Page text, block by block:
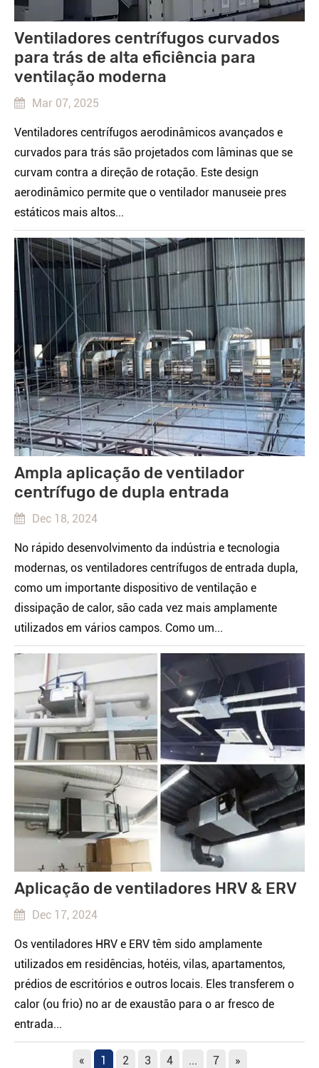
Ventiladores centrífugos curvados
para trás de alta eficiência para
ventilação moderna
Mar 07, 2025
Ventiladores centrífugos aerodinâmicos avançados e
curvados para trás são projetados com lâminas que se
curvam contra a direção de rotação. Este design
aerodinâmico permite que o ventilador manuseie pres
estáticos mais altos...
Ampla aplicação de ventilador
centrífugo de dupla entrada
Dec 18, 2024
No rápido desenvolvimento da indústria e tecnologia
modernas, os ventiladores centrífugos de entrada dupla,
como um importante dispositivo de ventilação e
dissipação de calor, são cada vez mais amplamente
utilizados em vários campos. Como um...
Aplicação de ventiladores HRV & ERV
Dec 17, 2024
Os ventiladores HRV e ERV têm sido amplamente
utilizados em residências, hotéis, vilas, apartamentos,
prédios de escritórios e outros locais. Eles transferem o
calor (ou frio) no ar de exaustão para o ar fresco de
entrada...
« 1 2 3 4 ... 7 »